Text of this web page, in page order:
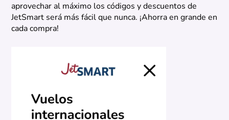
aprovechar al máximo los códigos y descuentos de
JetSmart será más fácil que nunca. ¡Ahorra en grande en
cada compra!